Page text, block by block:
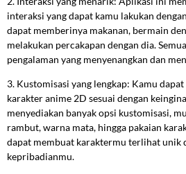
interaksi yang dapat kamu lakukan
dapat memberinya makanan, bermain
melakukan percakapan dengan dia.
pengalaman yang menyenangkan dan
3. Kustomisasi yang lengkap: Kamu
karakter anime 2D sesuai dengan
menyediakan banyak opsi kustomisasi,
rambut, warna mata, hingga pakaian
dapat membuat karaktermu terlihat unik
kepribadianmu.